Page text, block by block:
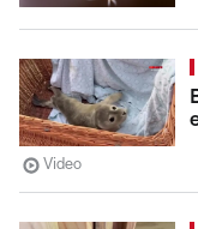
Video